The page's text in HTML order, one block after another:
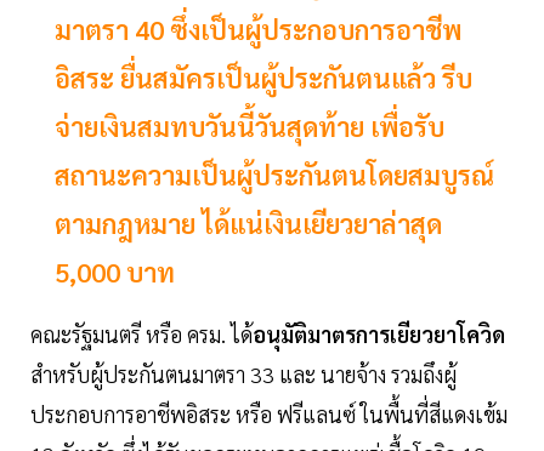
มาตรา 40 ซึ่งเป็นผู้ประกอบการอาชีพ
อิสระ ยื่นสมัครเป็นผู้ประกันตนแล้ว รีบ
จ่ายเงินสมทบวันนี้วันสุดท้าย เพื่อรับ
สถานะความเป็นผู้ประกันตนโดยสมบูรณ์
ตามกฎหมาย ได้แน่เงินเยียวยาล่าสุด
5,000 บาท
คณะรัฐมนตรี หรือ ครม. ได้อนุมัติมาตรการเยียวยาโควิด
สำหรับผู้ประกันตนมาตรา 33 และ นายจ้าง รวมถึงผู้
ประกอบการอาชีพอิสระ หรือ ฟรีแลนซ์ ในพื้นที่สีแดงเข้ม